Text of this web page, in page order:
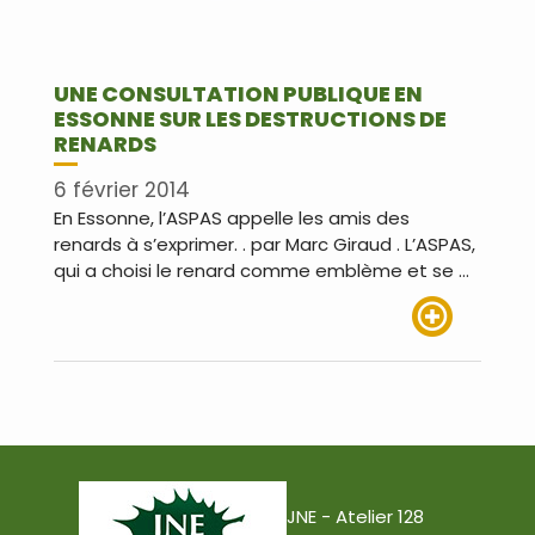
UNE CONSULTATION PUBLIQUE EN
ESSONNE SUR LES DESTRUCTIONS DE
RENARDS
6 février 2014
En Essonne, l’ASPAS appelle les amis des
renards à s’exprimer. . par Marc Giraud . L’ASPAS,
qui a choisi le renard comme emblème et se …
JNE - Atelier 128